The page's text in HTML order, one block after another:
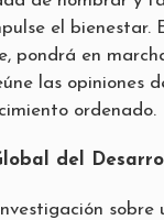
el bienestar.
pondrá en
las opiniones
ordenado.
del
sobre